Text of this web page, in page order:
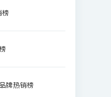
榜
牌热销榜